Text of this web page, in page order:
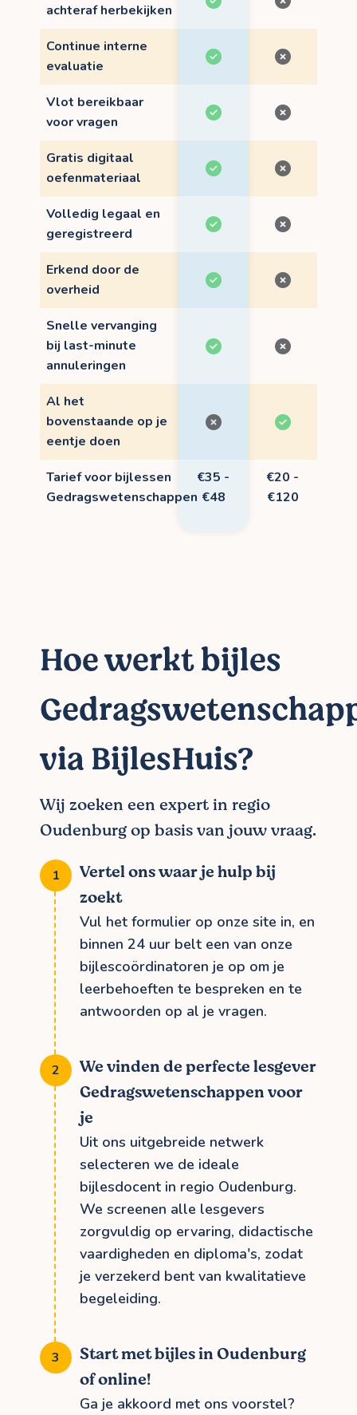
achteraf herbekijken
Continue interne
evaluatie
Vlot bereikbaar
voor vragen
Gratis digitaal
oefenmateriaal
Volledig legaal en
geregistreerd
Erkend door de
overheid
Snelle vervanging
bij last-minute
annuleringen
Al het
bovenstaande op je
eentje doen
Tarief voor bijlessen
Gedragswetenschappen
€35 -
€48
€20 -
€120
Hoe werkt bijles
via BijlesHuis?
Wij zoeken een expert in regio
Oudenburg op basis van jouw vraag.
Vertel ons waar je hulp bij
zoekt
Vul het formulier op onze site in, en
binnen 24 uur belt een van onze
bijlescoördinatoren je op om je
leerbehoeften te bespreken en te
antwoorden op al je vragen.
We vinden de perfecte lesgever
Gedragswetenschappen voor
je
Uit ons uitgebreide netwerk
selecteren we de ideale
bijlesdocent in regio Oudenburg.
We screenen alle lesgevers
zorgvuldig op ervaring, didactische
vaardigheden en diploma's, zodat
je verzekerd bent van kwalitatieve
begeleiding.
Start met bijles in Oudenburg
of online!
Ga je akkoord met ons voorstel?